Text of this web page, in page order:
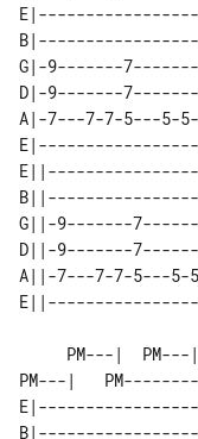
G|-9-------
D|-9-------
A|-7---7-7-5---5-
G||-9-------
D||-9-------
A||-7---7-7-5---5-
PM---|